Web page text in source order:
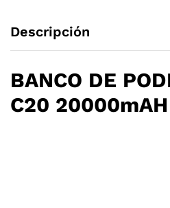
Descripción
BANCO DE
C20 20000mAH